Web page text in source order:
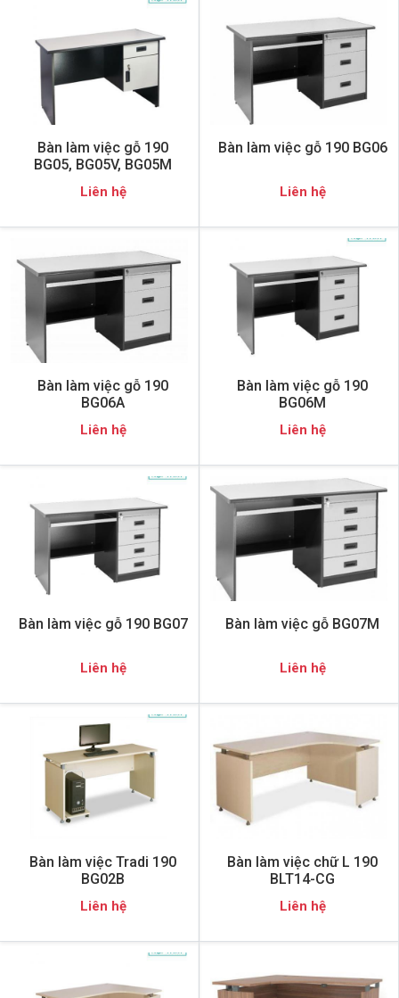
Bàn làm việc gỗ 190
BG05, BG05V, BG05M
Liên hệ
Bàn làm việc gỗ 190 BG06
Liên hệ
Bàn làm việc gỗ 190
BG06A
Liên hệ
Bàn làm việc gỗ 190
BG06M
Liên hệ
Bàn làm việc gỗ 190 BG07
Liên hệ
Bàn làm việc gỗ BG07M
Liên hệ
Bàn làm việc Tradi 190
BG02B
Liên hệ
Bàn làm việc chữ L 190
BLT14-CG
Liên hệ